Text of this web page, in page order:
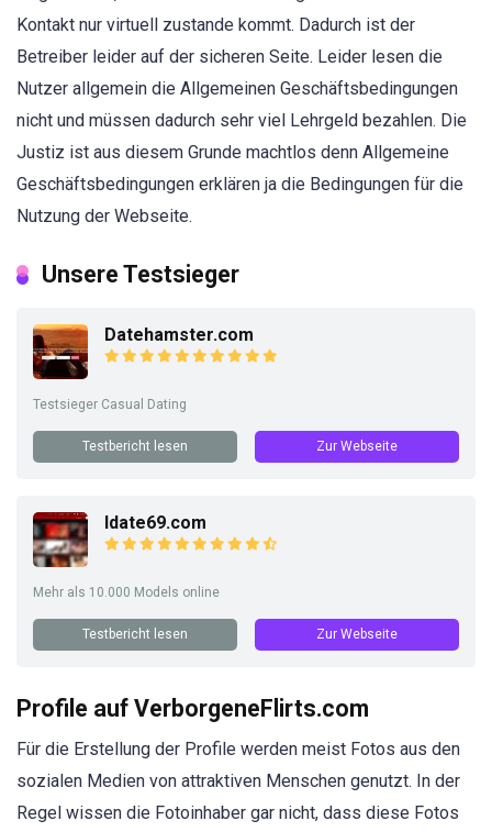
Kontakt nur virtuell zustande kommt. Dadurch ist der
Betreiber leider auf der sicheren Seite. Leider lesen die
Nutzer allgemein die Allgemeinen Geschäftsbedingungen
nicht und müssen dadurch sehr viel Lehrgeld bezahlen. Die
Justiz ist aus diesem Grunde machtlos denn Allgemeine
Geschäftsbedingungen erklären ja die Bedingungen für die
Nutzung der Webseite.
Unsere Testsieger
Datehamster.com
Testsieger Casual Dating
Testbericht lesen Zur Webseite
Idate69.com
Mehr als 10.000 Models online
Testbericht lesen Zur Webseite
Profile auf VerborgeneFlirts.com
Für die Erstellung der Profile werden meist Fotos aus den
sozialen Medien von attraktiven Menschen genutzt. In der
Regel wissen die Fotoinhaber gar nicht, dass diese Fotos